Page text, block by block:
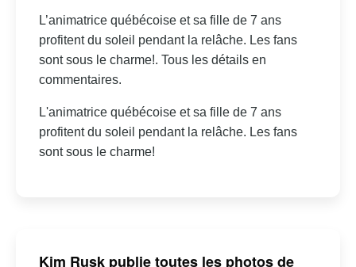
L’animatrice québécoise et sa fille de 7 ans
profitent du soleil pendant la relâche. Les fans
sont sous le charme!. Tous les détails en
commentaires.
L'animatrice québécoise et sa fille de 7 ans
profitent du soleil pendant la relâche. Les fans
sont sous le charme!
Kim Rusk publie toutes les photos de